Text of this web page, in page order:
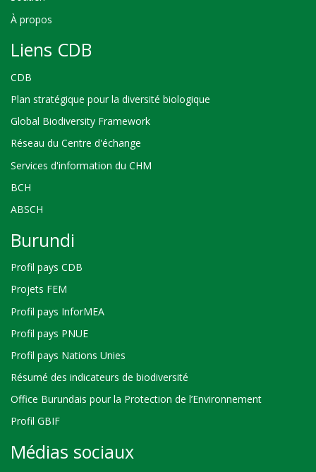
À propos
Liens CDB
CDB
Plan stratégique pour la diversité biologique
Global Biodiversity Framework
Réseau du Centre d'échange
Services d'information du CHM
BCH
ABSCH
Burundi
Profil pays CDB
Projets FEM
Profil pays InforMEA
Profil pays PNUE
Profil pays Nations Unies
Résumé des indicateurs de biodiversité
Office Burundais pour la Protection de l’Environnement
Profil GBIF
Médias sociaux